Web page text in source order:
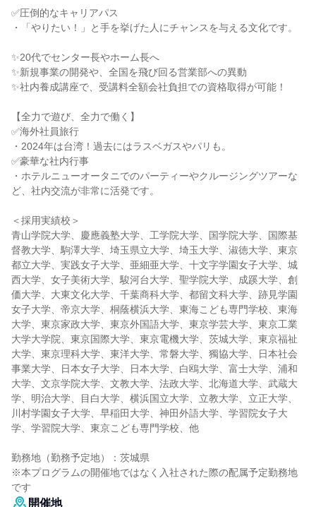
✅圧倒的なキャリアパス
・「やりたい！」と手を挙げた人にチャンスを与える文化です。
✨20代でセンター長やホーム長へ
✨新規事業の開発や、全国を飛び回る営業部への異動
✨社内養成講座で、受講料全額会社負担での資格取得が可能！
【全力で遊び、全力で働く】
✅海外社員旅行
・2024年は台湾！過去にはラスベガスやパリも。
✅豪華な社内行事
・ホテルニューオータニでのパーティーやクルージングツアーな
ど、社内交流が非常に活発です。
＜採用実績校＞
青山学院大学、慶應義塾大学、工学院大学、国学院大学、国際基
督教大学、駒澤大学、埼玉県立大学、埼玉大学、淑徳大学、東京
都立大学、実践女子大学、亜細亜大学、十文字学園女子大学、城
西大学、女子美術大学、駿河台大学、聖学院大学、成蹊大学、創
価大学、大東文化大学、千葉商科大学、都留文科大学、跡見学園
女子大学、帝京大学、桐蔭横浜大学、東海こども専門学校、東海
大学、東京家政大学、東京外国語大学、東京学芸大学、東京工業
大学大学院、東京国際大学、東京電機大学、茨城大学、東京福祉
大学、東京理科大学、東洋大学、常磐大学、獨協大学、日本社会
事業大学、日本女子大学、日本大学、白鴎大学、富士大学、浦和
大学、文京学院大学、文教大学、法政大学、北海道大学、武蔵大
学、明治大学、目白大学、横浜国立大学、立教大学、立正大学、
川村学園女子大学、早稲田大学、神田外語大学、学習院女子大
学、学習院大学、東京こども専門学校、他
勤務地（勤務予定地）：茨城県
※本プログラムの開催地ではなく入社された際の配属予定勤務地
です
開催地